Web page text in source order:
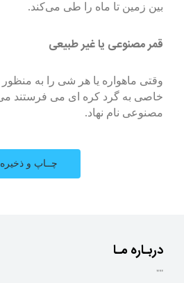
بین زمین تا ماه را طی می‌کند.
قمر مصنوعی یا غیر طبیعی
وقتی ماهواره یا هر شی را به منظور
خاصی به گرد کره ای می فرستند
مصنوعی نام نهاد.
دربـاره مـا
""